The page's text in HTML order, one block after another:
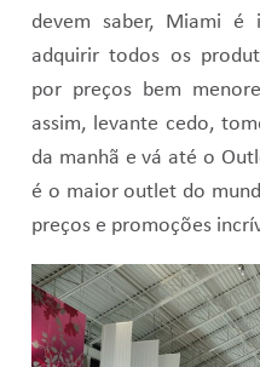
devem saber, Miami é
adquirir todos os
por preços bem
assim, levante cedo,
da manhã e vá até o
é o maior outlet do
preços e promoções